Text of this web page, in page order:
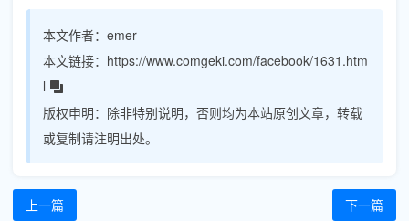
本文作者： emer
本文链接： https://www.comgeki.com/facebook/1631.htm
l
版权申明： 除非特别说明，否则均为本站原创文章，转载
或复制请注明出处。
上一篇 下一篇